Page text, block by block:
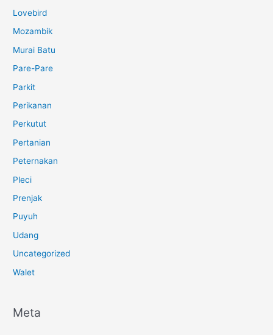
Lovebird
Mozambik
Murai Batu
Pare-Pare
Parkit
Perikanan
Perkutut
Pertanian
Peternakan
Pleci
Prenjak
Puyuh
Udang
Uncategorized
Walet
Meta